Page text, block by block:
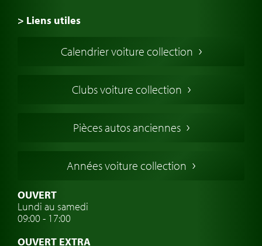
> Liens utiles
Voiture Collection Europe
Voitures Anglaises
Voitures Allemandes
Voitures Suédoises
Assurance voiture de collection
Clubs de voitures classiques
Calendrier voiture collection
Clubs voiture collection
Pièces autos anciennes
Années voiture collection
OUVERT
Lundi au samedi
09:00 - 17:00
OUVERT EXTRA